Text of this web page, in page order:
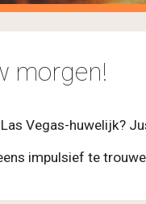
morgen!
Vegas-huwelijk?
impulsief te